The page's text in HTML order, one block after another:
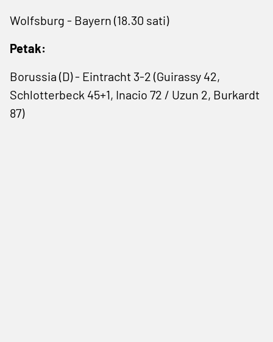
Wolfsburg - Bayern (18.30 sati)
Petak:
Borussia (D) - Eintracht 3-2 (Guirassy 42,
Schlotterbeck 45+1, Inacio 72 / Uzun 2, Burkardt
87)